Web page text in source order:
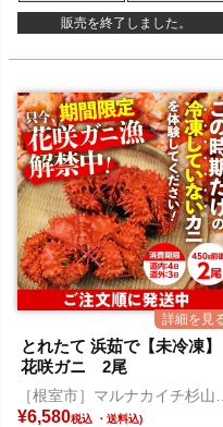
販売を終了しました。
とれたて 浜茹で【未冷凍】
花咲ガニ 2尾
［根室市］マルナカイチ杉山水
産
¥6,580税込